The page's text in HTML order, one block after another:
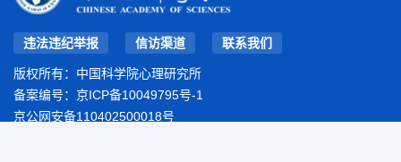
违法违纪举报 信访渠道 联系我们
版权所有：中国科学院心理研究所
备案编号： 京ICP备10049795号-1
京公网安备110402500018号